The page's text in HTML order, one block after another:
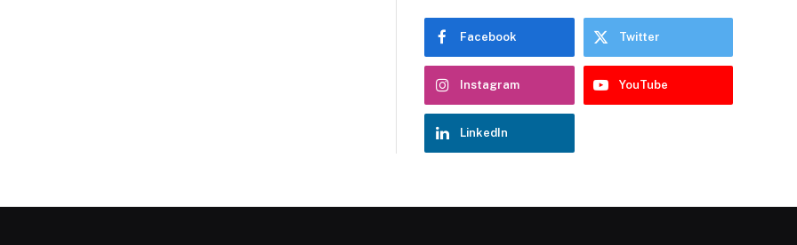
Facebook Twitter
Instagram YouTube
LinkedIn